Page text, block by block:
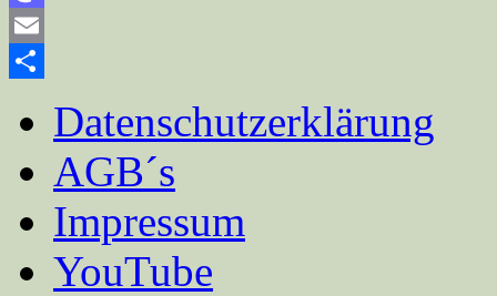
Mastodon
Email
Datenschutzerklärung
AGB´s
Impressum
YouTube